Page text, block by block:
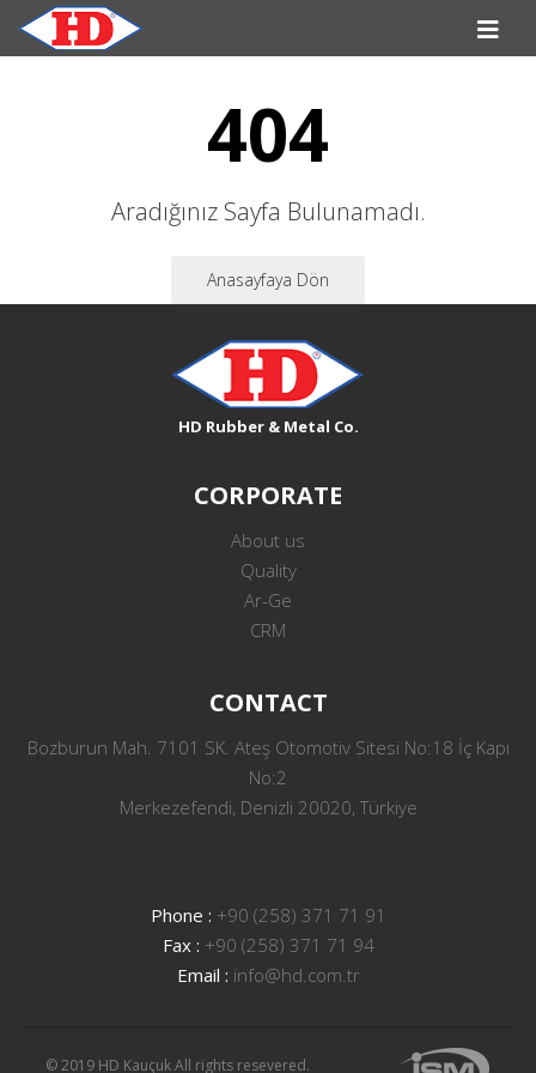
404
Aradığınız Sayfa Bulunamadı.
Anasayfaya Dön
HD Rubber & Metal Co.
CORPORATE
About us
Quality
Ar-Ge
CRM
CONTACT
Bozburun Mah. 7101 SK. Ateş Otomotiv Sitesi No:18 İç Kapı
No:2
Merkezefendi, Denizli 20020, Türkiye
Phone : +90 (258) 371 71 91
Fax : +90 (258) 371 71 94
Email : info@hd.com.tr
© 2019 HD Kauçuk All rights resevered.